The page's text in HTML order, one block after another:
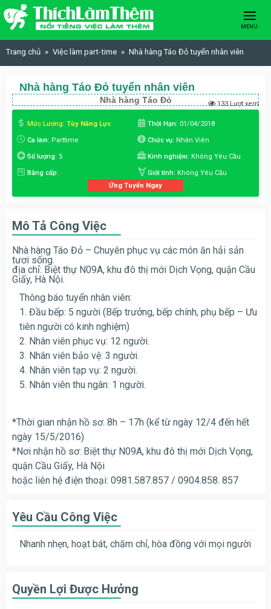
Skip to content
MENU
Trang chủ Việc làm part-time Nhà hàng Táo Đỏ tuyển nhân viên
Nhà hàng Táo Đỏ tuyển nhân viên
Nhà hàng Táo Đỏ 133 Lượt xem
Mức Lương: Tùy Năng Lực Thời Hạn: 01/04/2018
Ca làm: Parttime Chức vụ: Nhân Viên
Số lượng: 5 Kinh nghiệm: Không Yêu Cầu
Bằng cấp: Giới tính: Không Yêu Cầu
Ứng Tuyển Ngay
Mô Tả Công Việc
Nhà hàng Táo Đỏ – Chuyên phục vụ các món ăn hải sản
tươi sống.
địa chỉ: Biệt thự N09A, khu đô thị mới Dịch Vọng, quận Cầu
Giấy, Hà Nội.
Thông báo tuyển nhân viên:
1. Đầu bếp: 5 người (Bếp trưởng, bếp chính, phụ bếp – Ưu
tiên người có kinh nghiệm)
2. Nhân viên phục vụ: 12 người.
3. Nhân viên bảo vệ: 3 người.
4. Nhân viên tạp vụ: 2 người.
5. Nhân viên thu ngân: 1 người.
*Thời gian nhận hồ sơ: 8h – 17h (kể từ ngày 12/4 đến hết
ngày 15/5/2016)
*Nơi nhận hồ sơ: Biệt thự N09A, khu đô thị mới Dịch Vọng,
quận Cầu Giấy, Hà Nội
hoặc liên hệ điện thoại: 0981.587.857 / 0904.858. 857
Yêu Cầu Công Việc
Nhanh nhẹn, hoạt bát, chăm chỉ, hòa đồng với mọi người
Quyền Lợi Được Hưởng